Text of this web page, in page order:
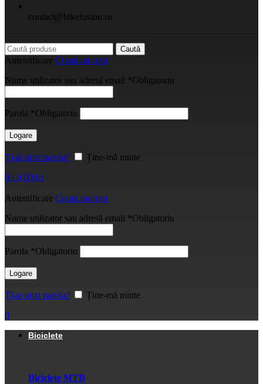
contact@bikefusion.ro
Caută
Autentificare Creați un cont
Nume utilizator sau adresă email *Obligatoriu
Parola *Obligatoriu
Logare
Ți-ai uitat parola?
Ține-mă minte
0 / 0,00 lei
Autentificare Creați un cont
Nume utilizator sau adresă email *Obligatoriu
Parola *Obligatoriu
Logare
Ți-ai uitat parola?
Ține-mă minte
0
Biciclete
Biciclete MTB